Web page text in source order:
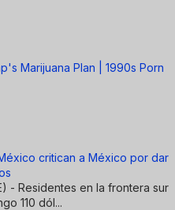
Marijuana Plan | 1990s Porn
critican a México por dar
- Residentes en la frontera sur
110 dól...